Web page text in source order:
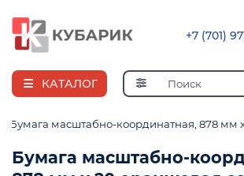
+7 (701)
КАТАЛОГ
Бумага масштабно-координатная, 878 мм
Бумага масштабно-